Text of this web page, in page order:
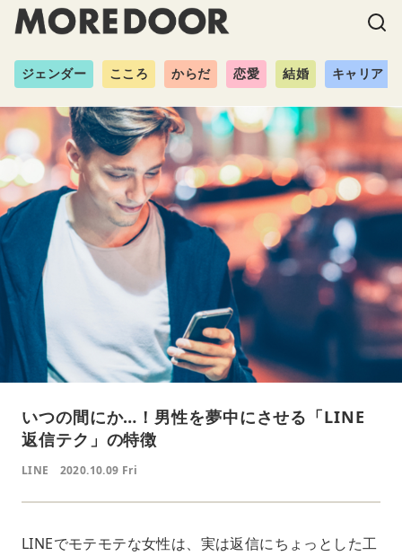
ジェンダー こころ からだ 恋愛 結婚 キャリア
いつの間にか…！男性を夢中にさせる「LINE
返信テク」の特徴
LINE 2020.10.09 Fri
LINEでモテモテな女性は、実は返信にちょっとした工